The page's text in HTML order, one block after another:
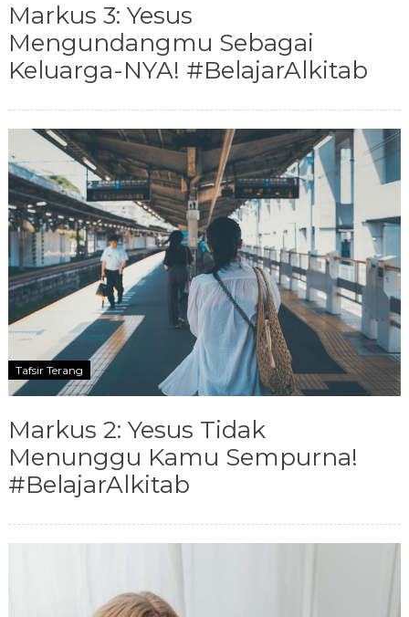
Markus 3: Yesus
Mengundangmu Sebagai
Keluarga-NYA! #BelajarAlkitab
Tafsir Terang
Markus 2: Yesus Tidak
Menunggu Kamu Sempurna!
#BelajarAlkitab